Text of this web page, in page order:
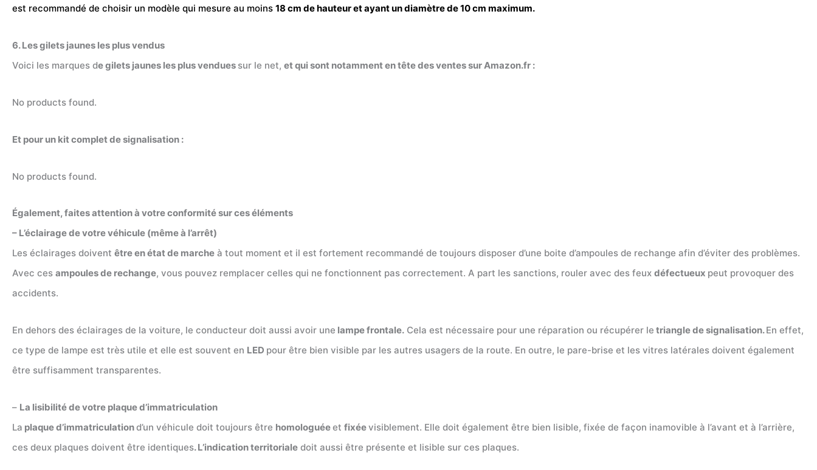
est recommandé de choisir un modèle qui mesure au moins 18 cm de hauteur et ayant un diamètre de 10 cm maximum.
6. Les gilets jaunes les plus vendus
Voici les marques de gilets jaunes les plus vendues sur le net, et qui sont notamment en tête des ventes sur Amazon.fr :
No products found.
Et pour un kit complet de signalisation :
No products found.
Également, faites attention à votre conformité sur ces éléments
– L’éclairage de votre véhicule (même à l’arrêt)
Les éclairages doivent être en état de marche à tout moment et il est fortement recommandé de toujours disposer d’une boite d’ampoules de rechange afin d’éviter des problèmes.
Avec ces ampoules de rechange, vous pouvez remplacer celles qui ne fonctionnent pas correctement. A part les sanctions, rouler avec des feux défectueux peut provoquer des
accidents.
En dehors des éclairages de la voiture, le conducteur doit aussi avoir une lampe frontale. Cela est nécessaire pour une réparation ou récupérer le triangle de signalisation.En effet,
ce type de lampe est très utile et elle est souvent en LED pour être bien visible par les autres usagers de la route. En outre, le pare-brise et les vitres latérales doivent également
être suffisamment transparentes.
– La lisibilité de votre plaque d’immatriculation
La plaque d’immatriculationd’un véhicule doit toujours être homologuéeet fixéevisiblement. Elle doit également être bien lisible, fixée de façon inamovible à l’avant et à l’arrière,
ces deux plaques doivent être identiques. L’indication territoriale doit aussi être présente et lisible sur ces plaques.